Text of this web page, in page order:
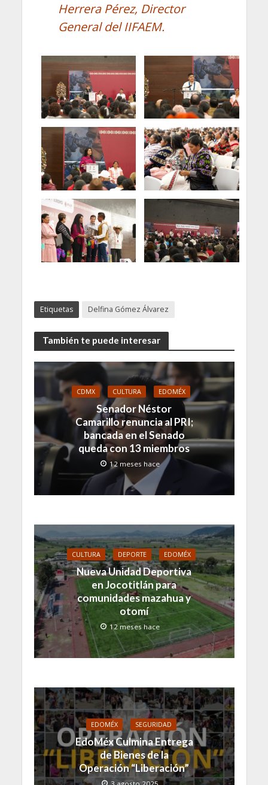
Herrera Pérez, Director
General del IIFAEM.
Etiquetas Delfina Gómez Álvarez
También te puede interesar
CDMX CULTURA EDOMÉX
Senador Néstor
Camarillo renuncia al PRI;
bancada en el Senado
queda con 13 miembros
12 meses hace
CULTURA DEPORTE EDOMÉX
Nueva Unidad Deportiva
en Jocotitlán para
comunidades mazahua y
otomí
12 meses hace
EDOMÉX SEGURIDAD
EdoMéx Culmina Entrega
de Bienes de la
Operación “Liberación”